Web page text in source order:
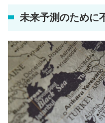
未来予測のために